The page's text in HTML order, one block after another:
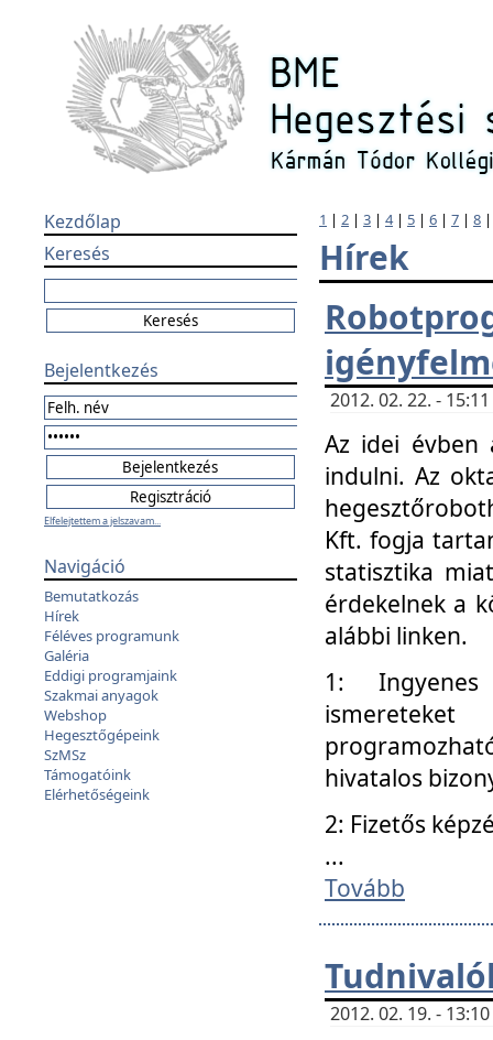
Kezdőlap
Keresés
Bejelentkezés
Elfelejtettem a jelszavam...
Navigáció
Bemutatkozás
Hírek
Féléves programunk
Galéria
Eddigi programjaink
Szakmai anyagok
Webshop
Hegesztőgépeink
SzMSz
Támogatóink
Elérhetőségeink
1 | 2 | 3 | 4| 5 | 6 | 7 | 8
Hírek
2012. 02. 22. -
Az idei évben
indulni. Az
Kft. fogja
statisztika
érdekelnek a
alábbi linken.
1: Ingyenes
hivatalos
2: Fizetős
...
Tovább
2012. 02. 19. -